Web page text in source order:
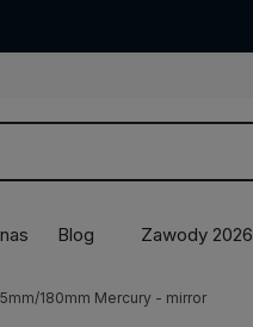
Blog Zawody 2026
180mm Mercury - mirror